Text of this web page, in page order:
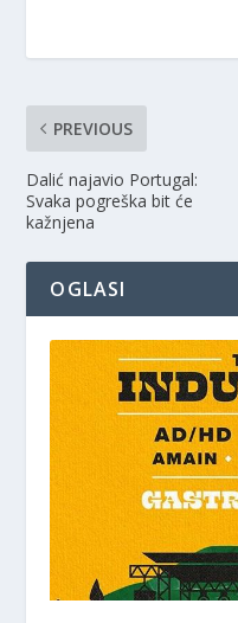
PREVIOUS
Dalić najavio Portugal:
Svaka pogreška bit će
kažnjena
OGLASI